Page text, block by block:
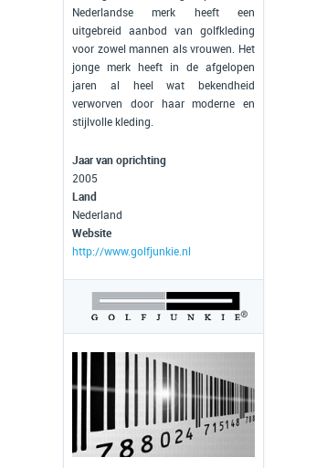
Nederlandse merk heeft een
uitgebreid aanbod van golfkleding
voor zowel mannen als vrouwen. Het
jonge merk heeft in de afgelopen
jaren al heel wat bekendheid
verworven door haar moderne en
stijlvolle kleding.
Jaar van oprichting
2005
Land
Nederland
Website
http://www.golfjunkie.nl